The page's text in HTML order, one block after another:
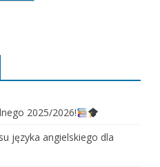
2025/2026!
języka angielskiego dla